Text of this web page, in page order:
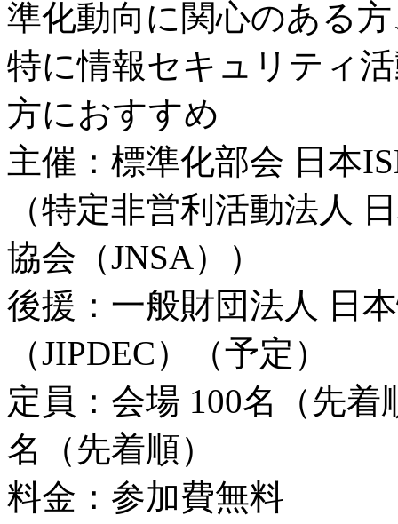
準化動向に関心のある
特に情報セキュリティ
方におすすめ
主催：標準化部会 日本
（特定非営利活動法人
協会（JNSA））
後援：一般財団法人 日
（JIPDEC）（予定）
定員：会場 100名（先着
名（先着順）
料金：参加費無料